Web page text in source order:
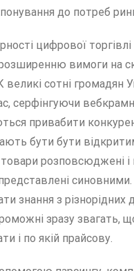
до потреб
цифрової
вимоги на
сотні громадян
серфінгуючи
привабити
бути бути
розповсюджені і
представлені
знання з різнорідних
зразу звагать,
і по якій прайсову.